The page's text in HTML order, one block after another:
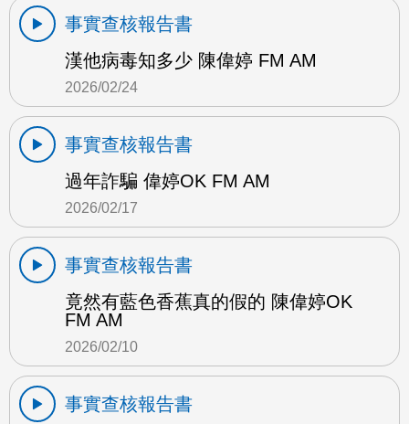
事實查核報告書
漢他病毒知多少 陳偉婷 FM AM
2026/02/24
事實查核報告書
過年詐騙 偉婷OK FM AM
2026/02/17
事實查核報告書
竟然有藍色香蕉真的假的 陳偉婷OK
FM AM
2026/02/10
事實查核報告書